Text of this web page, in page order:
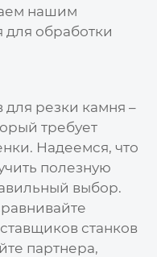
нашим
обработки
для резки камня –
требует
Надеемся, что
полезную
выбор.
станков
партнера,